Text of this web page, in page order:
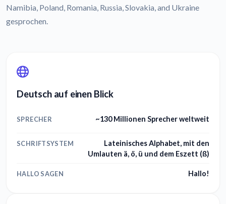
Namibia, Poland, Romania, Russia, Slovakia, and Ukraine
gesprochen.
Deutsch auf einen Blick
SPRECHER ~130 Millionen Sprecher weltweit
SCHRIFTSYSTEM
Lateinisches Alphabet, mit den
Umlauten ä, ö, ü und dem Eszett (ß)
HALLO SAGEN Hallo!